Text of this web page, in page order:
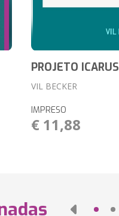
PROJETO ICARUS
VIL BECKER
IMPRESO
€ 11,88